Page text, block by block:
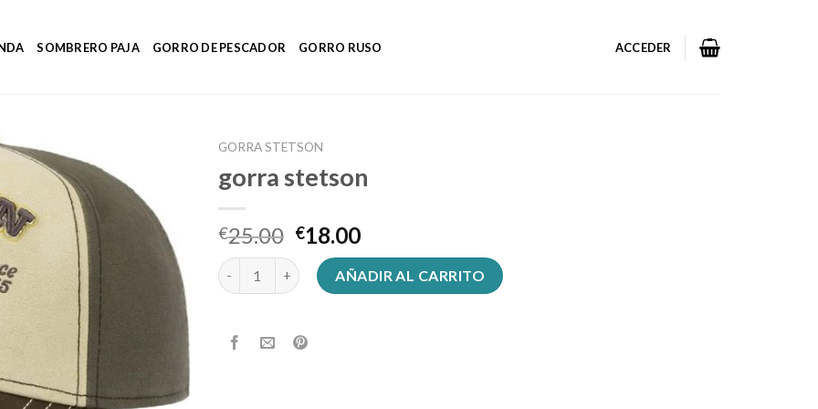
SOMBRERO PAJA GORRO DE PESCADOR GORRO RUSO ACCEDER
GORRA STETSON
gorra stetson
€25.00 €18.00
gorra stetson cantidadAÑADIR AL CARRITO